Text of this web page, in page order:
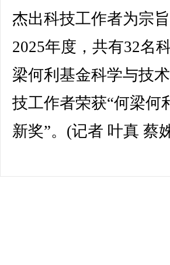
杰出科技工作者为宗
2025年度，共有32名
梁何利基金科学与技
技工作者荣获“何梁何
新奖”。(记者 叶真 蔡